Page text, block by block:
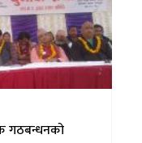
गठबन्धनको